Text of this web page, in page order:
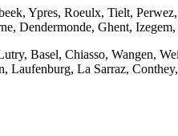
Ypres, Roeulx, Tielt,
Dendermonde, Ghent,
Basel, Chiasso, Wangen,
La Sarraz,